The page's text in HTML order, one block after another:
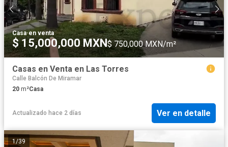
Casa·en venta
$ 15,000,000 MXN$ 750,000 MXN/m²
Casas en Venta en Las Torres
Calle Balcón De Miramar
20 m²Casa
Actualizado hace 2 días Ver en detalle
1/39